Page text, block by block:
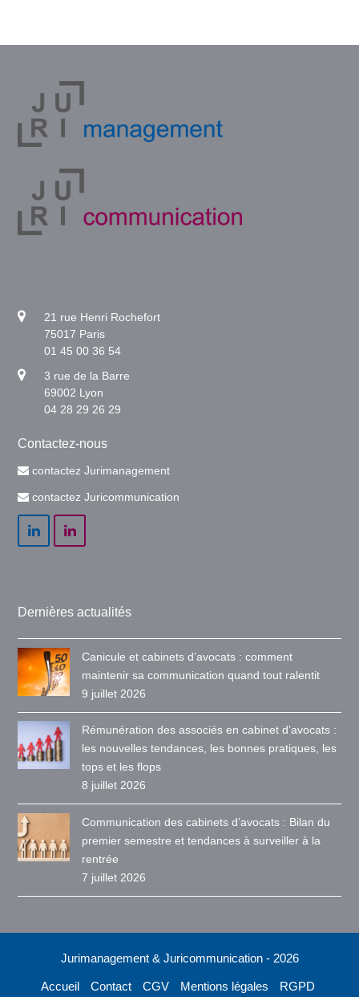
21 rue Henri Rochefort
75017 Paris
01 45 00 36 54
3 rue de la Barre
69002 Lyon
04 28 29 26 29
Contactez-nous
contactez Jurimanagement
contactez Juricommunication
LinkedInLinkedIn
Dernières actualités
Canicule et cabinets d’avocats : comment
maintenir sa communication quand tout ralentit
9 juillet 2026
Rémunération des associés en cabinet d’avocats :
les nouvelles tendances, les bonnes pratiques, les
tops et les flops
8 juillet 2026
Communication des cabinets d’avocats : Bilan du
premier semestre et tendances à surveiller à la
rentrée
7 juillet 2026
Jurimanagement & Juricommunication - 2026
Accueil Contact CGV Mentions légales RGPD